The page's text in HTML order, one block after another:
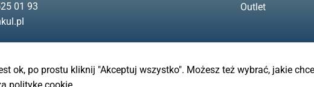
01 93
Outlet
ok, po prostu kliknij "Akceptuj wszystko". Możesz też wybrać, jakie